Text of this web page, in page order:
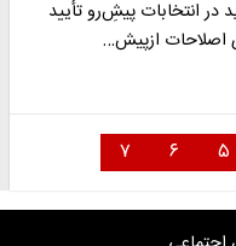
در انتخابات پیش‌ِرو تأیید
اصلاحات ازپیش…
۵ ۶ ۷